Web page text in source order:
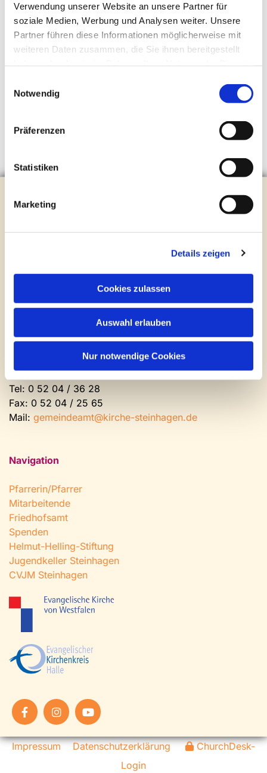
Verwendung unserer Website an unsere Partner für
soziale Medien, Werbung und Analysen weiter. Unsere
Partner führen diese Informationen möglicherweise mit
weiteren Daten zusammen, die Sie ihnen bereitgestellt
Notwendig
Präferenzen
Statistiken
Marketing
Details zeigen
Cookies zulassen
Auswahl erlauben
Nur notwendige Cookies
Brockhagener Straße 28 | 33803 Steinhagen
Mail:gemeindeamt@kirche-steinhagen.de
Kontakt und Öffnungszeiten
Gemeinde- und Friedhofsamt
Dienstag bis Freitag: 9 - 12 Uhr
Nachmittags nach Vereinbarung
Tel: 0 52 04 / 36 28
Fax: 0 52 04 / 25 65
Mail: gemeindeamt@kirche-steinhagen.de
Navigation
Pfarrerin/Pfarrer
Mitarbeitende
Friedhofsamt
Spenden
Helmut-Helling-Stiftung
Jugendkeller Steinhagen
CVJM Steinhagen
Impressum Datenschutzerklärung
ChurchDesk-
Login